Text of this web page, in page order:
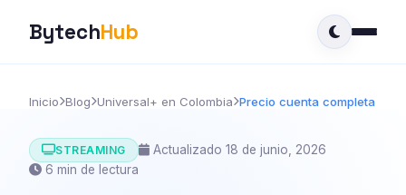
BytechHub
Inicio Blog Universal+ en Colombia Precio cuenta completa
STREAMING
Actualizado 18 de junio, 2026
6 min de lectura